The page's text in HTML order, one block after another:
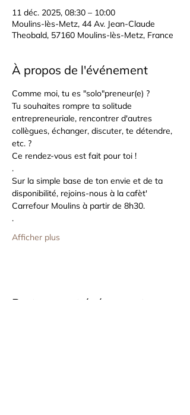
11 déc. 2025, 08:30 – 10:00
Moulins-lès-Metz, 44 Av. Jean-Claude
Theobald, 57160 Moulins-lès-Metz, France
À propos de l'événement
Comme moi, tu es "solo"preneur(e) ?
Tu souhaites rompre ta solitude
entrepreneuriale, rencontrer d'autres
collègues, échanger, discuter, te détendre,
etc. ?
Ce rendez-vous est fait pour toi !
.
Sur la simple base de ton envie et de ta
disponibilité, rejoins-nous à la cafèt'
Carrefour Moulins à partir de 8h30.
.
Afficher plus
Partager cet événement